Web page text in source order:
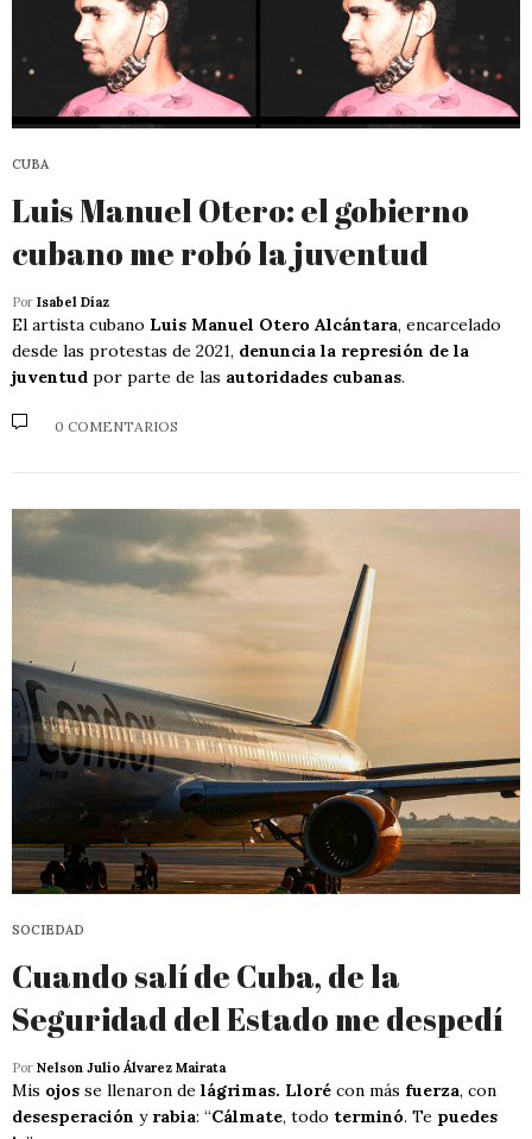
CUBA
Luis Manuel Otero: el gobierno
cubano me robó la juventud
Por Isabel Díaz
El artista cubano Luis Manuel Otero Alcántara, encarcelado
desde las protestas de 2021, denuncia la represión de la
juventud por parte de las autoridades cubanas.
0 COMENTARIOS
SOCIEDAD
Cuando salí de Cuba, de la
Seguridad del Estado me despedí
Por Nelson Julio Álvarez Mairata
Mis ojos se llenaron de lágrimas. Lloré con más fuerza, con
desesperación y rabia: “Cálmate, todo terminó. Te puedes